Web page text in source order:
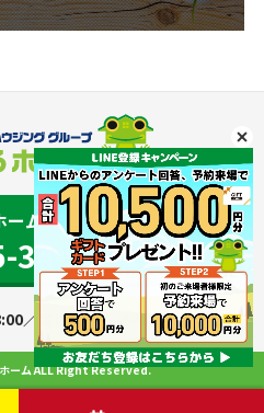
ーム 宮崎店
34-9501
／定休日 火・水曜日
ーム ALL Right Reserved.